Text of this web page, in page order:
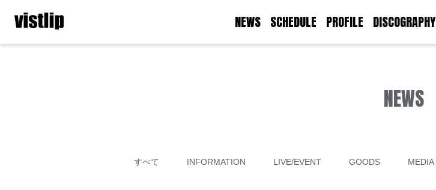
NEWS SCHEDULE PROFILE DISCOGRAPHY
NEWS
すべて INFORMATION LIVE/EVENT GOODS MEDIA